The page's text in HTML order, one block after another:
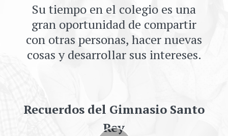
Su tiempo en el colegio es una
gran oportunidad de compartir
con otras personas, hacer nuevas
cosas y desarrollar sus intereses.
Recuerdos del Gimnasio Santo
Rey